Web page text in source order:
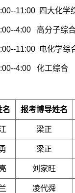
11:00 四大化学
4:00 高分子综
11:00 电化学综
4:00 化工综合
名 报考博导姓名
梁正
梁正
刘家旺
凌代舜